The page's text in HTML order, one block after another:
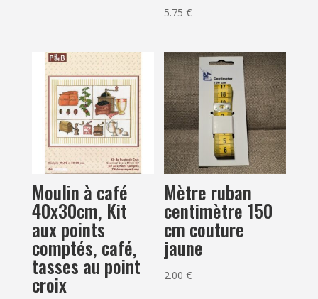
5.75€
Moulin à café
40x30cm, Kit
aux points
comptés, café,
tasses au point
croix
Mètre ruban
centimètre 150
cm couture
jaune
2.00€